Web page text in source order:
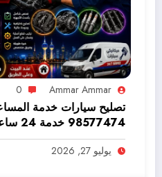
Ammar Ammar
0
تصليح سيارات خدمة
98577474 خدمة 24 ساعة
يوليو 27, 2026